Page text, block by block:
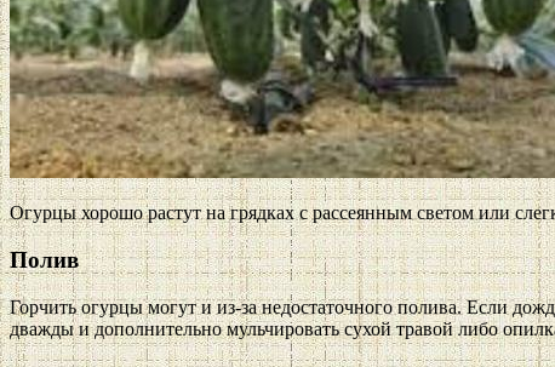
Огурцы хорошо растут на грядках с рассеянным светом или
Полив
Горчить огурцы могут и из-за недостаточного полива. Если
дважды и дополнительно мульчировать сухой травой либо